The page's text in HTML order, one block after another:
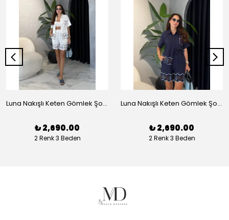
Luna Nakışlı Keten Gömlek Şort Takım - Beyaz
₺ 2,690.00
2 Renk 3 Beden
Luna Nakışlı Keten Gömlek Şort Takım - Lacivert
₺ 2,690.00
2 Renk 3 Beden